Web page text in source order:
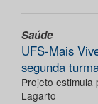
Saúde
UFS-Mais
segunda
Projeto
Lagarto